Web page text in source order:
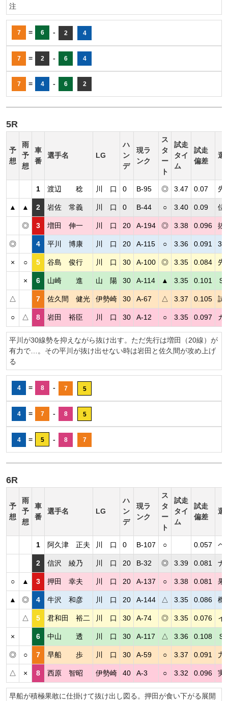
注
7 = 6 - 2 4
7 = 2 - 6 4
7 = 4 - 6 2
5R
予
想
雨
予
想
車
番
選手名 LG
ハ
ン
デ
現ラ
ンク
ス
タ
ー
ト
試走
タイ
ム
試走
偏差
選
1 渡辺 稔 川 口 0 B-95 ◎ 3.47 0.07 先
▲ ▲ 2 岩佐 常義 川 口 0 B-44 ○ 3.40 0.09 位
◎ 3 増田 伸一 川 口 20 A-194 ◎ 3.38 0.096 抜
◎ 4 平川 博康 川 口 20 A-115 ○ 3.36 0.091 30
× ○ 5 谷島 俊行 川 口 30 A-100 ◎ 3.35 0.084 先
× 6 山崎 進 山 陽 30 A-114 ▲ 3.35 0.101 Ｓ
△ 7 佐久間 健光 伊勢崎 30 A-67 △ 3.37 0.105 試
○ △ 8 岩田 裕臣 川 口 30 A-12 ○ 3.35 0.097 カ
平川が30線勢を抑えながら抜け出す。ただ先行は増田（20線）が
有力で…。その平川が抜け出せない時は岩田と佐久間が攻め上げ
る
4 = 8 - 7 5
4 = 7 - 8 5
4 = 5 - 8 7
6R
予
想
雨
予
想
車
番
選手名 LG
ハ
ン
デ
現ラ
ンク
ス
タ
ー
ト
試走
タイ
ム
試走
偏差
選
1 阿久津 正夫 川 口 0 B-107 ○ 0.057 ペ
2 信沢 綾乃 川 口 20 B-32 ◎ 3.39 0.081 ナ
○ ▲ 3 押田 幸夫 川 口 20 A-137 ○ 3.38 0.081 果
▲ ◎ 4 牛沢 和彦 川 口 20 A-144 △ 3.35 0.086 機
△ 5 君和田 裕二 川 口 30 A-74 ◎ 3.35 0.076 イ
× 6 中山 透 川 口 30 A-117 △ 3.36 0.108 Ｓ
◎ ○ 7 早船 歩 川 口 30 A-59 ○ 3.37 0.091 力
△ × 8 西原 智昭 伊勢崎 40 A-3 ○ 3.32 0.096 実
早船が積極果敢に仕掛けて抜け出し図る。押田が食い下がる展開